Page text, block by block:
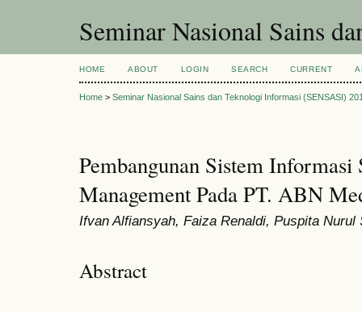
Seminar Nasional Sains
HOME ABOUT LOGIN SEARCH CURRENT
Home > Seminar Nasional Sains dan Teknologi Informasi (SENSASI)
Pembangunan Sistem Informasi
Management Pada PT. ABN
Ifvan Alfiansyah, Faiza Renaldi, Puspita Nurul
Abstract